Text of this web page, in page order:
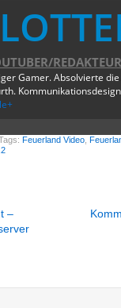
REDAKTEUR
Gamer. Absolvierte
Feuerland Video
–